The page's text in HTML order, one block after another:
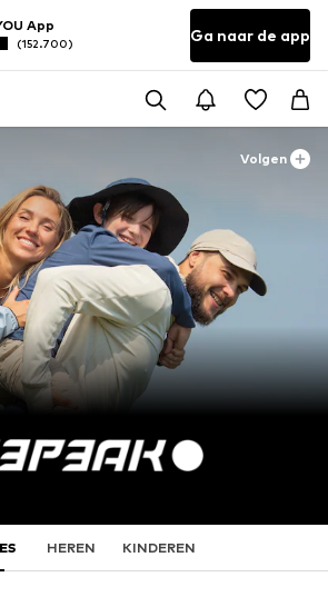
App
(152.700) Ga naar de app
Volgen
HEREN KINDEREN